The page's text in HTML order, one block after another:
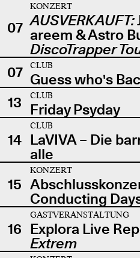
07
KONZERT
AUSVERKAUFT:
areem & Astro
DiscoTrapper
07
CLUB
Guess who's
13
CLUB
Friday Psyday
14
CLUB
LaVIVA – Die
alle
15
KONZERT
Conducting
16
GASTVERANSTALTUNG
Explora Live
Extrem